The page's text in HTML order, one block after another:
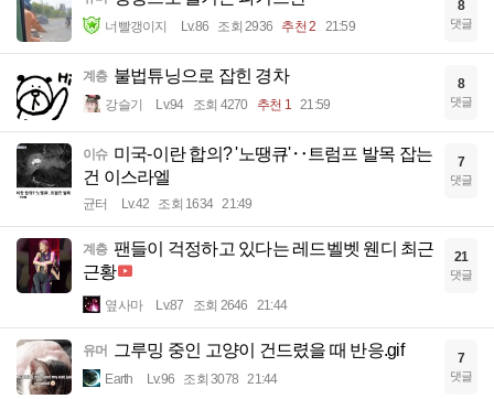
너빨갱이지 Lv.86 조회 2936 추천 2 21:59
8
댓글
계층 불법튜닝으로 잡힌 경차
강슬기 Lv.94 조회 4270 추천 1 21:59
8
댓글
이슈 미국-이란 합의? '노땡큐'‥트럼프 발목 잡는
건 이스라엘
균터 Lv.42 조회 1634 21:49
7
댓글
계층 팬들이 걱정하고 있다는 레드벨벳 웬디 최근
근황
옆사마 Lv.87 조회 2646 21:44
21
댓글
유머 그루밍 중인 고양이 건드렸을 때 반응.gif
Earth Lv.96 조회 3078 21:44
7
댓글